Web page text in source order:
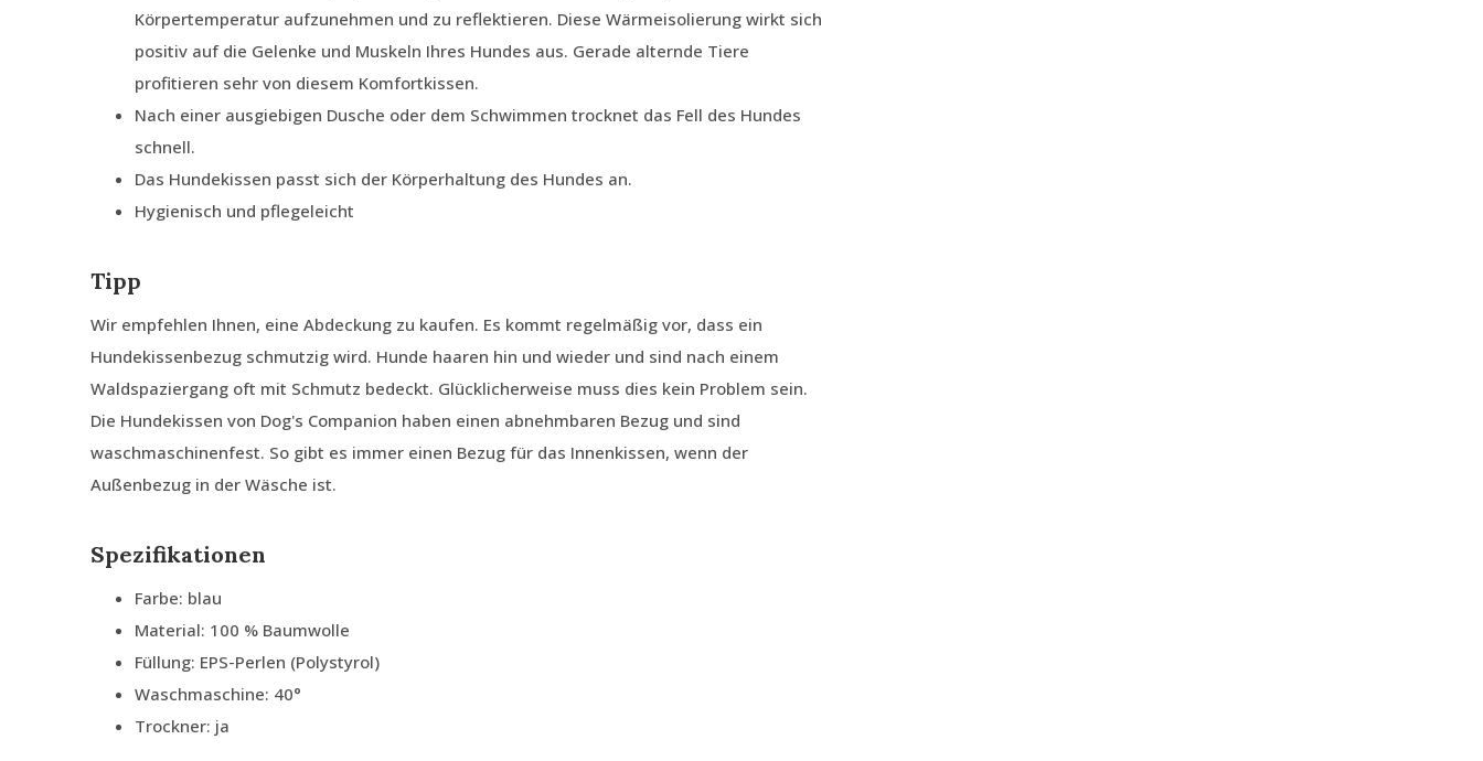
Körpertemperatur aufzunehmen und zu reflektieren. Diese Wärmeisolierung wirkt sich
positiv auf die Gelenke und Muskeln Ihres Hundes aus. Gerade alternde Tiere
profitieren sehr von diesem Komfortkissen.
Nach einer ausgiebigen Dusche oder dem Schwimmen trocknet das Fell des Hundes
schnell.
Das Hundekissen passt sich der Körperhaltung des Hundes an.
Hygienisch und pflegeleicht
Tipp
Wir empfehlen Ihnen, eine Abdeckung zu kaufen. Es kommt regelmäßig vor, dass ein
Hundekissenbezug schmutzig wird. Hunde haaren hin und wieder und sind nach einem
Waldspaziergang oft mit Schmutz bedeckt. Glücklicherweise muss dies kein Problem sein.
Die Hundekissen von Dog's Companion haben einen abnehmbaren Bezug und sind
waschmaschinenfest. So gibt es immer einen Bezug für das Innenkissen, wenn der
Außenbezug in der Wäsche ist.
Spezifikationen
Farbe: blau
Material: 100 % Baumwolle
Füllung: EPS-Perlen (Polystyrol)
Waschmaschine: 40°
Trockner: ja